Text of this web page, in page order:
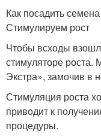
Как посадить
Стимулируем рост
Чтобы всходы
стимуляторе роста.
Экстра», замочив в
Стимуляция роста
приводит к
процедуры.